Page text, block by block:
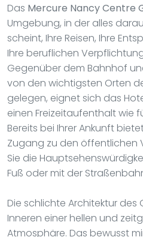
Das Mercure Nancy Centre
Umgebung, in der alles
scheint, Ihre Reisen, Ihre
Ihre beruflichen
Gegenüber dem Bahnhof
von den wichtigsten Orten
gelegen, eignet sich das
einen Freizeitaufenthalt wie
Bereits bei Ihrer Ankunft
Zugang zu den öffentlichen
Sie die
Fuß oder mit der
Die schlichte Architektur
Inneren einer hellen und
Atmosphäre. Das bewusst